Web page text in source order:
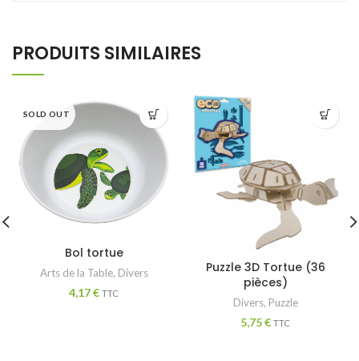
PRODUITS SIMILAIRES
SOLD OUT
Bol tortue
Arts de la Table, Divers
4,17€ TTC
Puzzle 3D Tortue (36
pièces)
Divers, Puzzle
5,75€ TTC